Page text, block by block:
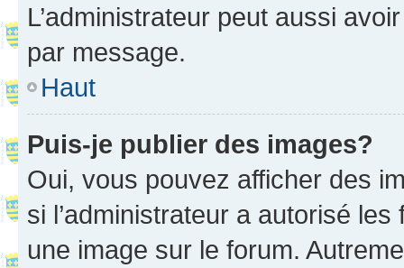
L’administrateur peut aussi
par message.
Haut
Puis-je publier des images?
Oui, vous pouvez afficher des
si l’administrateur a autorisé
une image sur le forum.